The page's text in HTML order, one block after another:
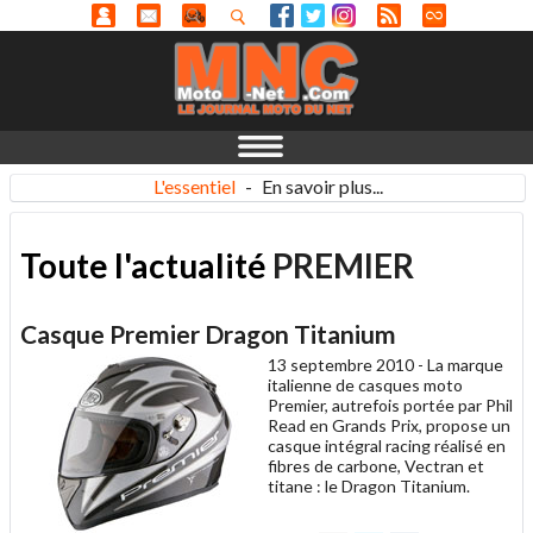
L'essentiel - En savoir plus...
Toute l'actualité PREMIER
Casque Premier Dragon Titanium
13 septembre 2010 - La marque
italienne de casques moto
Premier, autrefois portée par Phil
Read en Grands Prix, propose un
casque intégral racing réalisé en
fibres de carbone, Vectran et
titane : le Dragon Titanium.